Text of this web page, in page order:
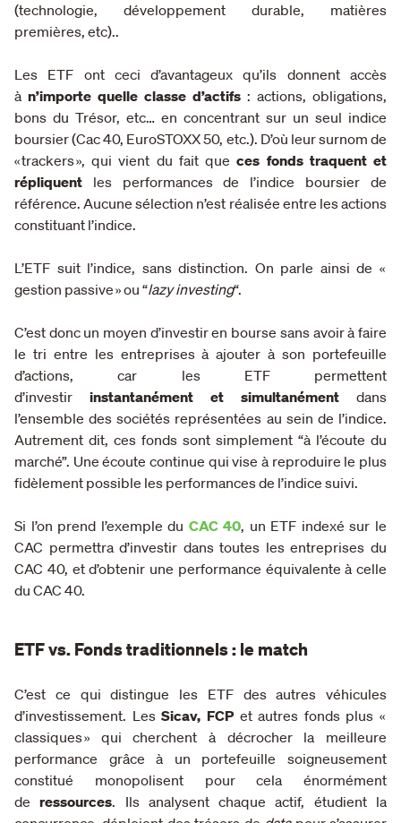
(technologie, développement durable, matières
premières, etc)..
Les ETF ont ceci d’avantageux qu’ils donnent accès
à n’importe quelle classe d’actifs : actions, obligations,
bons du Trésor, etc… en concentrant sur un seul indice
boursier (Cac 40, EuroSTOXX 50, etc.). D’où leur surnom de
« trackers », qui vient du fait que ces fonds traquent et
répliquent les performances de l’indice boursier de
référence. Aucune sélection n’est réalisée entre les actions
constituant l’indice.
L’ETF suit l’indice, sans distinction. On parle ainsi de «
gestion passive » ou “lazy investing“.
C’est donc un moyen d’investir en bourse sans avoir à faire
le tri entre les entreprises à ajouter à son portefeuille
d’actions, car les ETF permettent
d’investir instantanément et simultanément dans
l’ensemble des sociétés représentées au sein de l’indice.
Autrement dit, ces fonds sont simplement “à l’écoute du
marché”. Une écoute continue qui vise à reproduire le plus
fidèlement possible les performances de l’indice suivi.
Si l’on prend l’exemple du CAC 40, un ETF indexé sur le
CAC permettra d’investir dans toutes les entreprises du
CAC 40, et d’obtenir une performance équivalenteà celle
du CAC 40.
ETF vs. Fonds traditionnels : le match
C’est ce qui distingue les ETF des autres véhicules
d’investissement. LesSicav, FCPet autres fonds plus «
classiques » qui cherchent à décrocher la meilleure
performance grâce à un portefeuille soigneusement
constitué monopolisent pour cela énormément
deressources. Ils analysent chaque actif, étudient la